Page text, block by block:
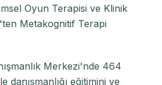
Oyun Terapisi ve Klinik
Metakognitif Terapi
Merkezi'nde 464
danışmanlığı eğitimini ve